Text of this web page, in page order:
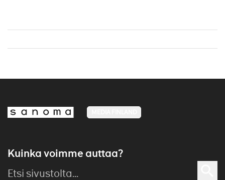
Kuinka voimme auttaa?